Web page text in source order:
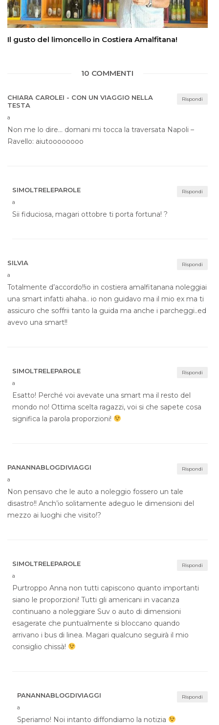
Il gusto del limoncello in Costiera Amalfitana!
10 COMMENTI
Rispondi
CHIARA CAROLEI - CON UN VIAGGIO NELLA
TESTA
a
Non me lo dire… domani mi tocca la traversata Napoli –
Ravello: aiutoooooooo
Rispondi
SIMOLTRELEPAROLE
a
Sii fiduciosa, magari ottobre ti porta fortuna! ?
Rispondi
SILVIA
a
Totalmente d’accordo!!io in costiera amalfitanana noleggiai
una smart infatti ahaha.. io non guidavo ma il mio ex ma ti
assicuro che soffrii tanto la guida ma anche i parcheggi..ed
avevo una smart!!
Rispondi
SIMOLTRELEPAROLE
a
Esatto! Perché voi avevate una smart ma il resto del
mondo no! Ottima scelta ragazzi, voi si che sapete cosa
significa la parola proporzioni!
Rispondi
PANANNABLOGDIVIAGGI
a
Non pensavo che le auto a noleggio fossero un tale
disastro!! Anch’io solitamente adeguo le dimensioni del
mezzo ai luoghi che visito!?
Rispondi
SIMOLTRELEPAROLE
a
Purtroppo Anna non tutti capiscono quanto importanti
siano le proporzioni! Tutti gli americani in vacanza
continuano a noleggiare Suv o auto di dimensioni
esagerate che puntualmente si bloccano quando
arrivano i bus di linea. Magari qualcuno seguirà il mio
consiglio chissà!
Rispondi
PANANNABLOGDIVIAGGI
a
Speriamo! Noi intanto diffondiamo la notizia